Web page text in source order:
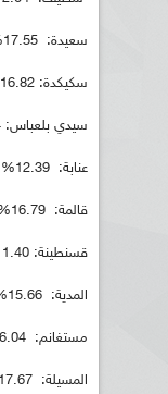
سعيدة: 17.55%
سكيكدة: 16.82%
سيدي بلعباس: 15.94 %
عنابة: 12.39%
قالمة: 16.79%
قسنطينة: 11.40 %
المدية: 15.66%
مستغانم: 16.04%
المسيلة: 17.67%